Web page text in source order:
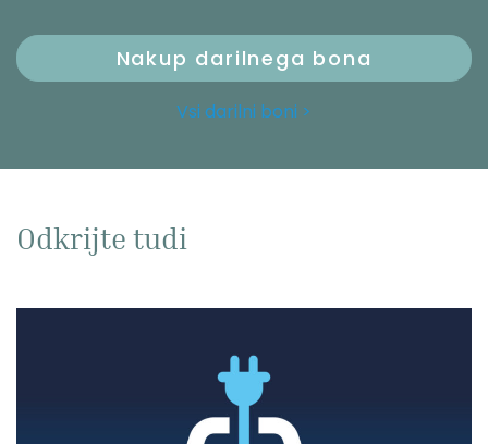
Nakup darilnega bona
Vsi darilni boni >
Odkrijte tudi